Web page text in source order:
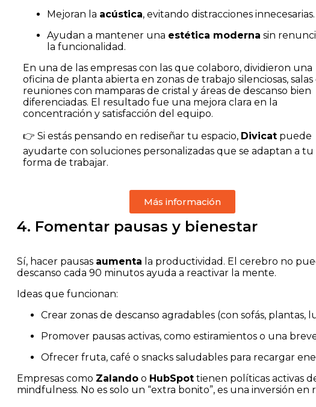
Mejoran la acústica, evitando distracciones innecesarias.
Ayudan a mantener una estética moderna sin
la funcionalidad.
En una de las empresas con las que colaboro, dividieron una
oficina de planta abierta en zonas de trabajo silenciosas, salas
reuniones con mamparas de cristal y áreas de descanso bien
diferenciadas. El resultado fue una mejora clara en la
concentración y satisfacción del equipo.
👉 Si estás pensando en rediseñar tu espacio, Divicat puede
ayudarte con soluciones personalizadas que se adaptan a tu
forma de trabajar.
Más información
4. Fomentar pausas y bienestar
Sí, hacer pausas aumenta la productividad. El cerebro no
descanso cada 90 minutos ayuda a reactivar la mente.
Ideas que funcionan:
Crear zonas de descanso agradables (con sofás, plantas,
Promover pausas activas, como estiramientos o una
Ofrecer fruta, café o snacks saludables para recargar
Empresas como Zalando o HubSpot tienen políticas activas
mindfulness. No es solo un “extra bonito”, es una inversión en